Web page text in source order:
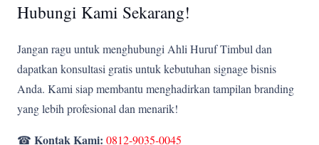
Hubungi Kami Sekarang!
Jangan ragu untuk menghubungi Ahli Huruf Timbul dan
dapatkan konsultasi gratis untuk kebutuhan signage bisnis
Anda. Kami siap membantu menghadirkan tampilan branding
yang lebih profesional dan menarik!
☎ Kontak Kami: 0812-9035-0045